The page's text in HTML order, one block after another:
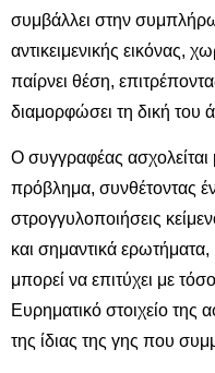
συμβάλλει στην
αντικειμενικής εικόνας,
παίρνει θέση,
διαμορφώσει τη δική του
Ο συγγραφέας ασχολείται
πρόβλημα, συνθέτοντας
στρογγυλοποιήσεις
και σημαντικά
μπορεί να επιτύχει με
Ευρηματικό στοιχείο
της ίδιας της γης που